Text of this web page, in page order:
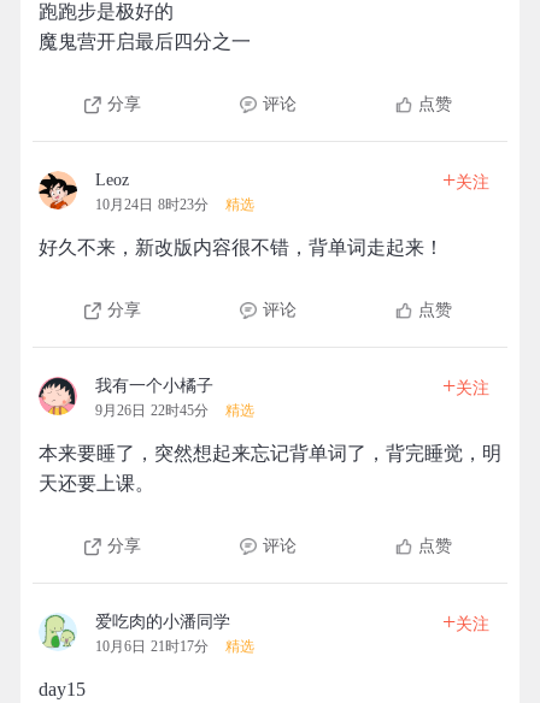
跑跑步是极好的
魔鬼营开启最后四分之一
分享 评论 点赞
Leoz
10月24日 8时23分 精选
+关注
好久不来，新改版内容很不错，背单词走起来！
分享 评论 点赞
我有一个小橘子
9月26日 22时45分 精选
+关注
本来要睡了，突然想起来忘记背单词了，背完睡觉，明
天还要上课。
分享 评论 点赞
爱吃肉的小潘同学
10月6日 21时17分 精选
+关注
day15